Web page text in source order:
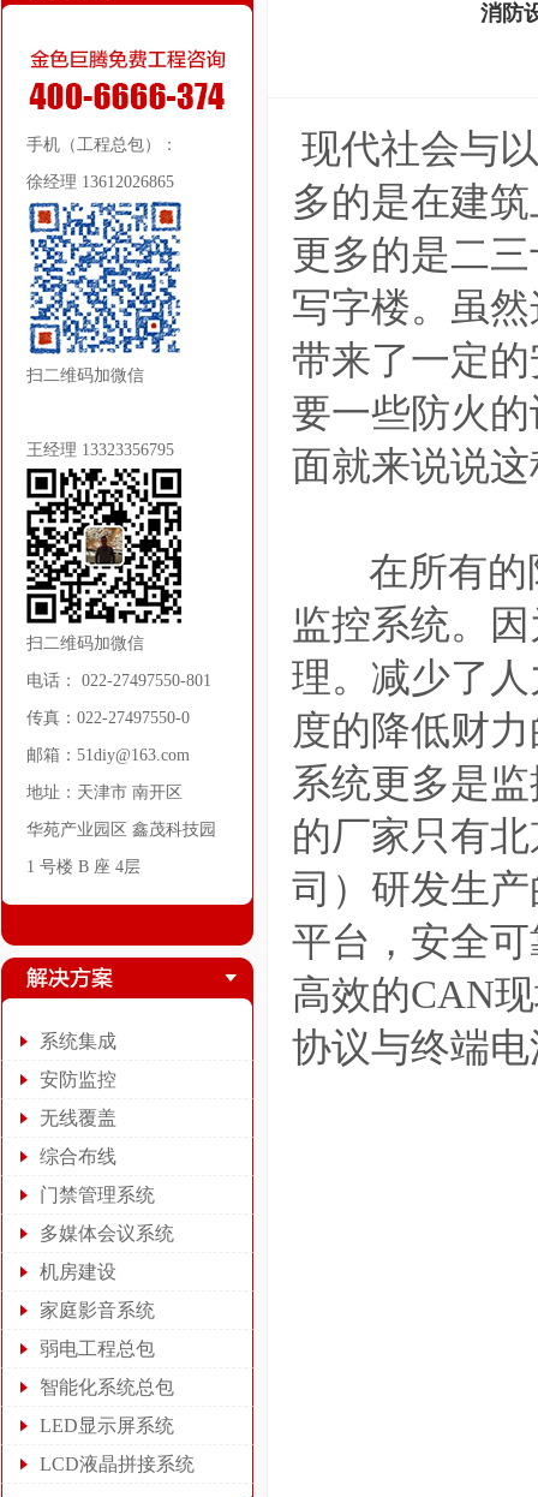
手机（工程总包）：
徐经理 13612026865
扫二维码加微信
王经理 13323356795
扫二维码加微信
电话： 022-27497550-801
传真：022-27497550-0
邮箱：51diy@163.com
地址：天津市 南开区
华苑产业园区 鑫茂科技园
1 号楼 B 座 4层
系统集成
安防监控
无线覆盖
综合布线
门禁管理系统
多媒体会议系统
机房建设
家庭影音系统
弱电工程总包
智能化系统总包
LED显示屏系统
LCD液晶拼接系统
消防
现代社会与
多的是在建
更多的是二
写字楼。虽
带来了一定
要一些防火
面就来说说
在所有的防
监控系统。
理。减少了
度的降低财
系统更多是
的厂家只有
司）研发生
平台，安全
高效的CAN
协议与终端